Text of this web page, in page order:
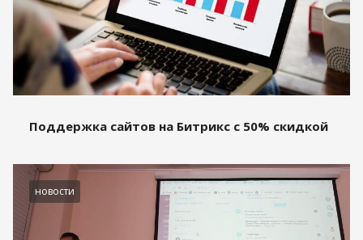
Поддержка сайтов на Битрикс с 50% скидкой
новости